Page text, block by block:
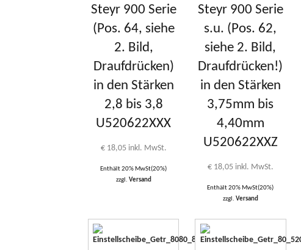
Steyr 900 Serie
(Pos. 64, siehe
2. Bild,
Draufdrücken)
in den Stärken
2,8 bis 3,8
U520622XXX
€18,05 inkl. MwSt.
Enthält 20% MwSt(20%)
zzgl. Versand
Steyr 900 Serie
s.u. (Pos. 62,
siehe 2. Bild,
Draufdrücken!)
in den Stärken
3,75mm bis
4,40mm
U520622XXZ
€18,05 inkl. MwSt.
Enthält 20% MwSt(20%)
zzgl. Versand